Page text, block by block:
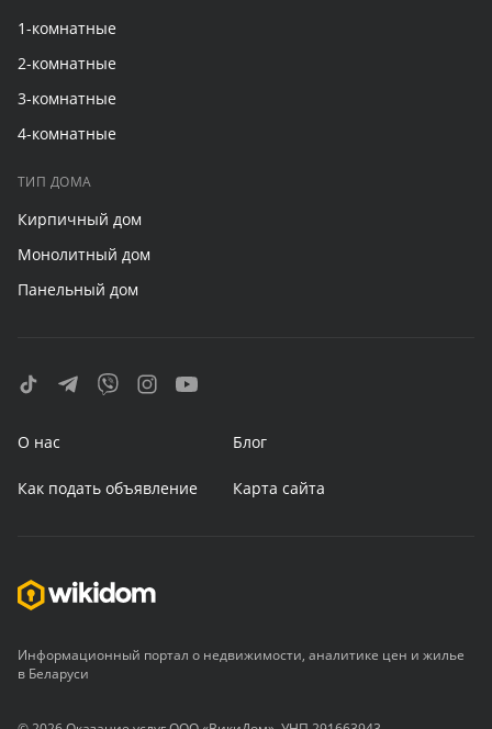
1-комнатные
2-комнатные
3-комнатные
4-комнатные
ТИП ДОМА
Кирпичный дом
Монолитный дом
Панельный дом
О нас Блог
Как подать объявление Карта сайта
Информационный портал о недвижимости, аналитике цен и жилье
в Беларуси